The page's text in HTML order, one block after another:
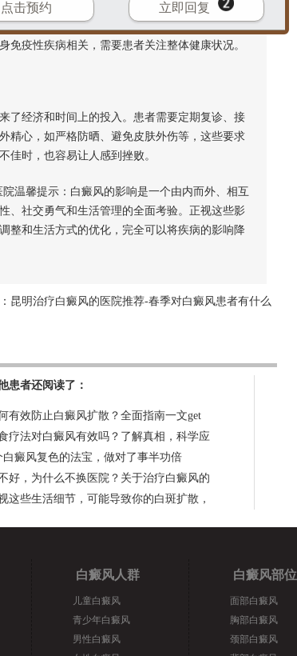
常脆弱。其对紫外线的防御能力明显下降，若
皮肤癌的可能。此外，少数患者的白斑区域可能
疫性疾病相关，需要患者关注整体健康状况。
经济和时间上的投入。患者需要定期复诊、接
精心，如严格防晒、避免皮肤外伤等，这些要求
佳时，也容易让人感到挫败。
馨提示：白癜风的影响是一个由内而外、相互
、社交勇气和生活管理的全面考验。正视这些影
整和生活方式的优化，完全可以将疾病的影响降
昆明治疗白癜风的医院推荐-春季对白癜风患者有什么
患者还阅读了：
有效防止白癜风扩散？全面指南一文get
疗法对白癜风有效吗？了解真相，科学应
白癜风复色的法宝，做对了事半功倍
好，为什么不换医院？关于治疗白癜风的
这些生活细节，可能导致你的白斑扩散，
白癜风人群
儿童白癜风
青少年白癜风
男性白癜风
白癜风部位
面部白癜风
胸部白癜风
颈部白癜风
点击预约 立即回复